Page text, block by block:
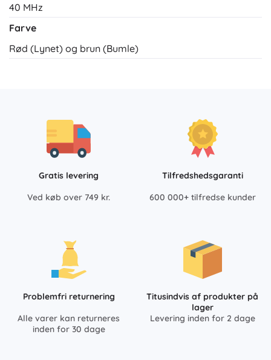
40 MHz
Farve
Rød (Lynet) og brun (Bumle)
Gratis levering
Ved køb over 749 kr.
Tilfredshedsgaranti
600 000+ tilfredse kunder
Problemfri returnering
Alle varer kan returneres
inden for 30 dage
Titusindvis af produkter på
lager
Levering inden for 2 dage